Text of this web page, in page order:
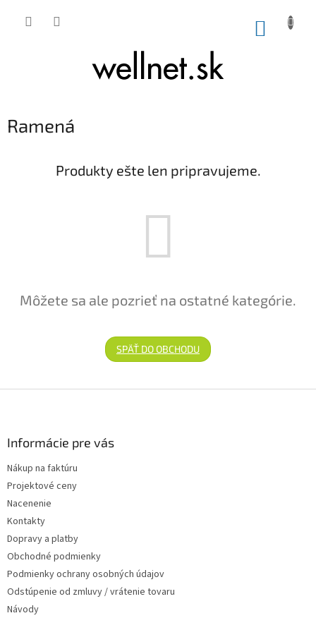
Ramená
Produkty ešte len pripravujeme.
Môžete sa ale pozrieť na ostatné kategórie.
SPÄŤ DO OBCHODU
Informácie pre vás
Nákup na faktúru
Projektové ceny
Nacenenie
Kontakty
Dopravy a platby
Obchodné podmienky
Podmienky ochrany osobných údajov
Odstúpenie od zmluvy / vrátenie tovaru
Návody